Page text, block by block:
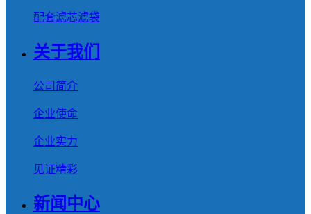
配套滤芯滤袋
关于我们
公司简介
企业使命
企业实力
见证精彩
新闻中心